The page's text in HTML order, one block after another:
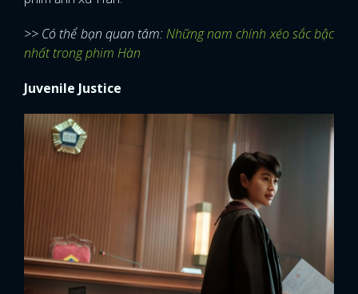
>> Có thể bạn quan tâm:Những nam chính xéo sắc bậc
nhất trong phim Hàn
Juvenile Justice